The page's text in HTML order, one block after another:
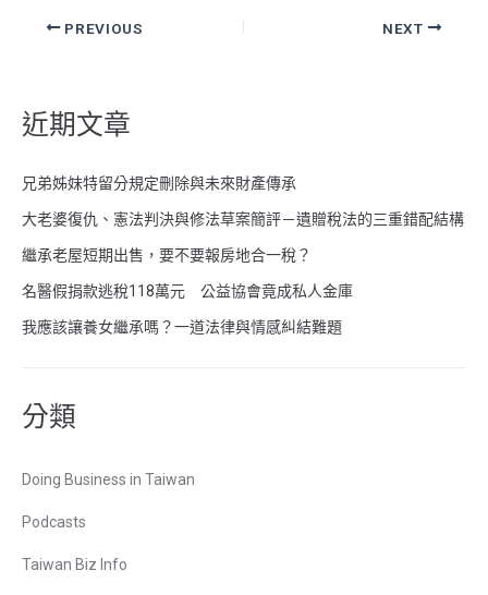
k
PREVIOUS NEXT
近期文章
兄弟姊妹特留分規定刪除與未來財產傳承
大老婆復仇、憲法判決與修法草案簡評－遺贈稅法的三重錯配結構
繼承老屋短期出售，要不要報房地合一稅？
名醫假捐款逃稅118萬元 公益協會竟成私人金庫
我應該讓養女繼承嗎？一道法律與情感糾結難題
分類
Doing Business in Taiwan
Podcasts
Taiwan Biz Info